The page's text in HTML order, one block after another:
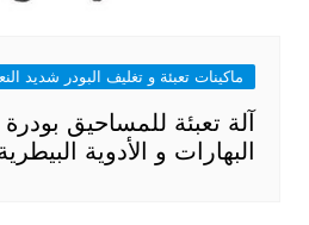
ماكينات تعبئة و تغليف البودر شديد
آلة تعبئة للمساحيق
البهارات و الأدوية